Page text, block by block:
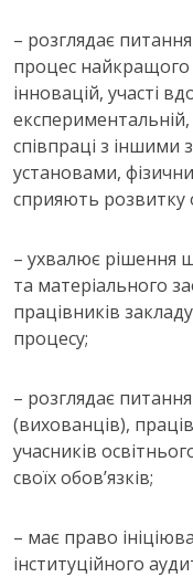
– розглядає
процес найкращого
інновацій, участі
експериментальній,
співпраці з іншими
установами,
сприяють розвитку
– ухвалює рішення
та матеріального
працівників
процесу;
– розглядає
(вихованців),
учасників
своїх обов’язків;
– має право
інституційного